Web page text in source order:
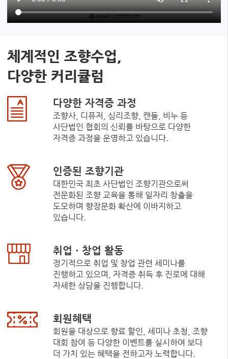
체계적인 조향수업,
다양한 커리큘럼
다양한 자격증 과정
조향사, 디퓨저, 심리조향, 캔들, 비누 등
사단법인 협회의 신뢰를 바탕으로 다양한
자격증 과정을 운영하고 있습니다.
인증된 조향기관
대한민국 최초 사단법인 조향기관으로써
전문화된 조향 교육을 통해 일자리 창출을
도모하며 향장문화 확산에 이바지하고
있습니다.
취업ㆍ창업 활동
정기적으로 취업 및 창업 관련 세미나를
진행하고 있으며, 자격증 취득 후 진로에 대해
자세한 상담을 진행합니다.
회원혜택
회원을 대상으로 향료 할인, 세미나 초청, 조향
대회 참여 등 다양한 이벤트를 실시하여 보다
더 가치 있는 혜택을 전하고자 노력합니다.